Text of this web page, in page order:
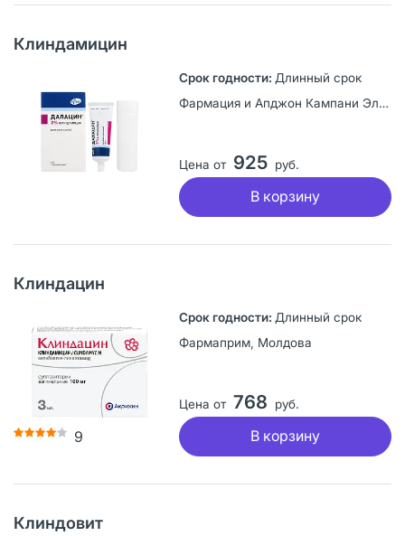
Клиндамицин
Длинный срок
Фармация и Апджон Кампани ЭлЭлСи, США
Цена от 925 руб.
В корзину
Клиндацин
9
Длинный срок
Фармаприм, Молдова
Цена от 768 руб.
В корзину
Клиндовит